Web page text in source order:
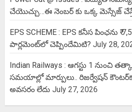
చేయొచ్చు…ఈ నెంబర్ కు ఒక్క మెస్సేజ్
EPS SCHEME : EPS కనీస పింఛను ₹
పార్లమెంట్‌లో చెప్పిందేమిటి? July 28,
Indian Railways : ఆగస్టు 1 నుంచి
సమయాల్లో మార్పులు.. రిజర్వేషన్
అవసరం లేదు July 27, 2026